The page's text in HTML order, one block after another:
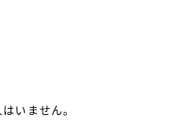
いません。